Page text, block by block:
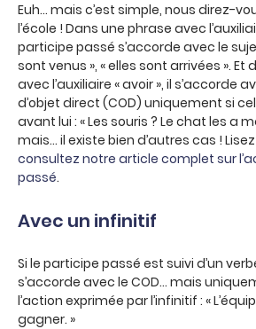
Euh… mais c’est simple, nous direz-
l’école ! Dans une phrase avec
participe passé s’accorde avec le
sont venus », « elles sont arrivées ». Et
avec l’auxiliaire « avoir », il s’accorde
d’objet direct (COD) uniquement si
avant lui : « Les souris ? Le chat les a
mais… il existe bien d’autres cas !
consultez notre article complet sur
passé.
Avec un infinitif
Si le participe passé est suivi d’un
s’accorde avec le COD… mais
l’action exprimée par l’infinitif : «
gagner. »